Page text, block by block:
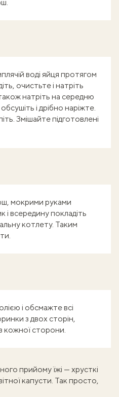
воді яйця протягом
очистьте і натріть
натріть на середню
і дрібно наріжте.
Змішайте підготовлені
мокрими руками
і всередину покладіть
котлету. Таким
і обсмажте всі
з двох сторін,
кожної сторони.
прийому їжі — хрусткі
капусти. Так просто,